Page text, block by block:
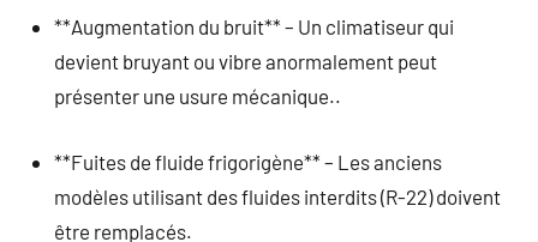
**Augmentation du bruit** – Un climatiseur qui
devient bruyant ou vibre anormalement peut
présenter une usure mécanique..
**Fuites de fluide frigorigène** – Les anciens
modèles utilisant des fluides interdits (R-22) doivent
être remplacés.